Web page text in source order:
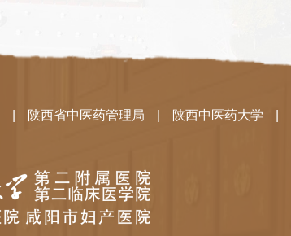
陕西省中医药管理局 陕西中医药大学